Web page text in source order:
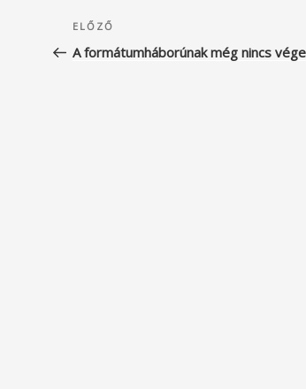
Bejegyzés
navigáció
Korábbi
bejegyzés
ELŐZŐ
A formátumháborúnak még nincs